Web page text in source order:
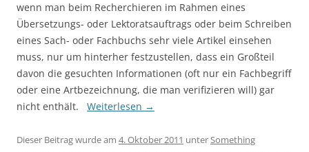
wenn man beim Recherchieren im Rahmen eines
Übersetzungs- oder Lektoratsauftrags oder beim Schreiben
eines Sach- oder Fachbuchs sehr viele Artikel einsehen
muss, nur um hinterher festzustellen, dass ein Großteil
davon die gesuchten Informationen (oft nur ein Fachbegriff
oder eine Artbezeichnung, die man verifizieren will) gar
nicht enthält. Weiterlesen →
Dieser Beitrag wurde am 4. Oktober 2011 unterSomething